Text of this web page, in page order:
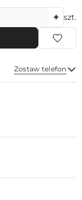
szt.
Zostaw telefon